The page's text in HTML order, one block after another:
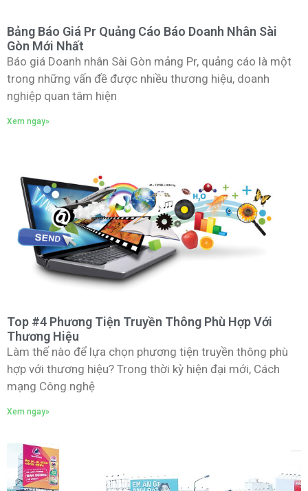
Bảng Báo Giá Pr Quảng Cáo Báo Doanh Nhân Sài
Gòn Mới Nhất
Báo giá Doanh nhân Sài Gòn mảng Pr, quảng cáo là một
trong những vấn đề được nhiều thương hiệu, doanh
nghiệp quan tâm hiện
Xem ngay»
Top #4 Phương Tiện Truyền Thông Phù Hợp Với
Thương Hiệu
Làm thế nào để lựa chọn phương tiện truyền thông phù
hợp với thương hiệu? Trong thời kỳ hiện đại mới, Cách
mạng Công nghệ
Xem ngay»